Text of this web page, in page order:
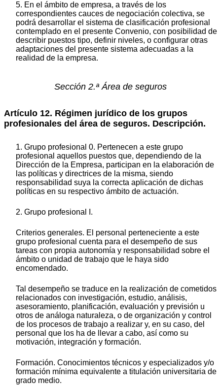
5. En el ámbito de empresa, a través de los
correspondientes cauces de negociación colectiva, se
podrá desarrollar el sistema de clasificación profesional
contemplado en el presente Convenio, con posibilidad de
describir puestos tipo, definir niveles, o configurar otras
adaptaciones del presente sistema adecuadas a la
realidad de la empresa.
Sección 2.ª Área de seguros
Artículo 12. Régimen jurídico de los grupos
profesionales del área de seguros. Descripción.
1. Grupo profesional 0. Pertenecen a este grupo
profesional aquellos puestos que, dependiendo de la
Dirección de la Empresa, participan en la elaboración de
las políticas y directrices de la misma, siendo
responsabilidad suya la correcta aplicación de dichas
políticas en su respectivo ámbito de actuación.
2. Grupo profesional I.
Criterios generales. El personal perteneciente a este
grupo profesional cuenta para el desempeño de sus
tareas con propia autonomía y responsabilidad sobre el
ámbito o unidad de trabajo que le haya sido
encomendado.
Tal desempeño se traduce en la realización de cometidos
relacionados con investigación, estudio, análisis,
asesoramiento, planificación, evaluación y previsión u
otros de análoga naturaleza, o de organización y control
de los procesos de trabajo a realizar y, en su caso, del
personal que los ha de llevar a cabo, así como su
motivación, integración y formación.
Formación. Conocimientos técnicos y especializados y/o
formación mínima equivalente a titulación universitaria de
grado medio.